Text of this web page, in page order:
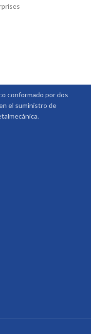
conformado por dos
el suministro de